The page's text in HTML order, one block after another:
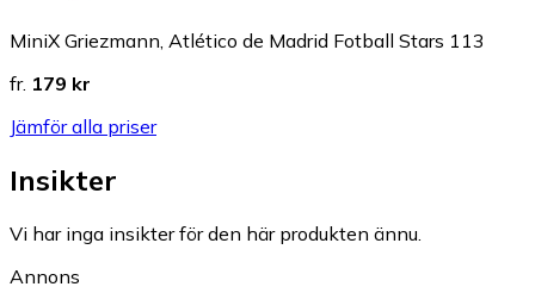
MiniX Griezmann, Atlético de Madrid Fotball Stars 113
fr. 179 kr
Jämför alla priser
Insikter
Vi har inga insikter för den här produkten ännu.
Annons